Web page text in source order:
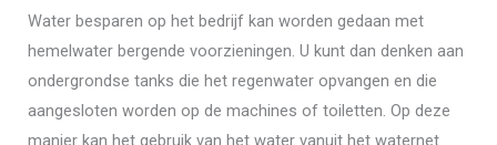
Water besparen op het bedrijf kan worden gedaan met
hemelwater bergende voorzieningen. U kunt dan denken aan
ondergrondse tanks die het regenwater opvangen en die
aangesloten worden op de machines of toiletten. Op deze
manier kan het gebruik van het water vanuit het waternet